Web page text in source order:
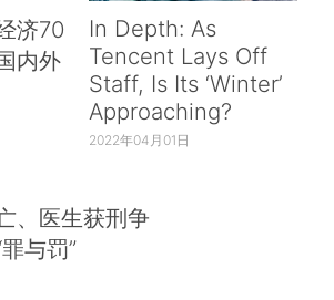
济70
内外
In Depth: As
Tencent Lays Off
Staff, Is Its ‘Winter’
Approaching?
2022年04月01日
、医生获刑争
与罚”